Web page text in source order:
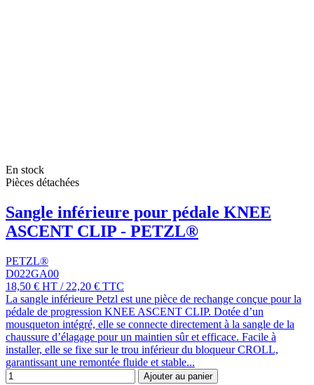
En stock
Pièces détachées
Sangle inférieure pour pédale KNEE
ASCENT CLIP - PETZL®
PETZL®
D022GA00
18,50 € HT / 22,20 € TTC
La sangle inférieure Petzl est une pièce de rechange conçue pour la
pédale de progression KNEE ASCENT CLIP. Dotée d’un
mousqueton intégré, elle se connecte directement à la sangle de la
chaussure d’élagage pour un maintien sûr et efficace. Facile à
installer, elle se fixe sur le trou inférieur du bloqueur CROLL,
garantissant une remontée fluide et stable...
Ajouter au panier